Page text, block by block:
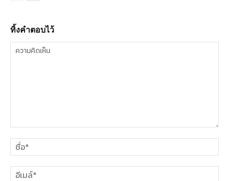
ทิ้งคำตอบไว้